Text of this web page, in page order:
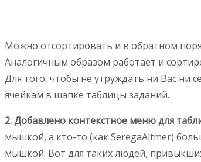
Можно отсортировать и в обратном
Аналогичным образом работает и
Для того, чтобы не утруждать ни Вас ни
ячейкам в шапке таблицы заданий.
2. Добавлено контекстное меню для
мышкой, а кто-то (как SeregaAltmer)
мышкой. Вот для таких людей,